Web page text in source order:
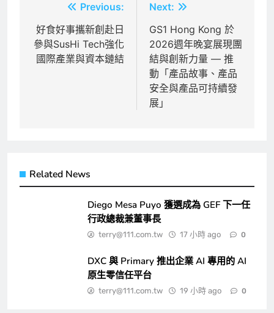
章
導
Previous:
好食好事攜新創赴日
參與SusHi Tech強化
國際產業與資本鏈結
Next:
GS1 Hong Kong 於
2026週年晚宴展現團
結與創新力量 — 推
動「產品故事、產品
安全與產品可持續發
展」
Related News
Diego Mesa Puyo 獲選成為 GEF 下一任
行政總裁兼董事長
terry@111.com.tw 17 小時 ago 0
DXC 與 Primary 推出企業 AI 專用的 AI
原生零信任平台
terry@111.com.tw 19 小時 ago 0